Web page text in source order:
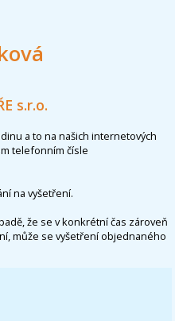
s.r.o.
a to na našich internetových
telefonním čísle
na vyšetření.
že se v konkrétní čas zároveň
může se vyšetření objednaného